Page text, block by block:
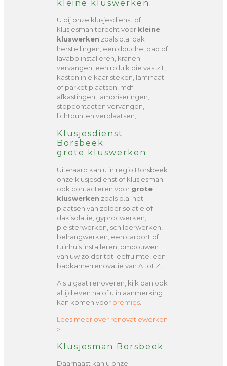
kleine kluswerken:
U bij onze klusjesdienst of
klusjesman terecht voor kleine
kluswerken zoals o.a. dak
herstellingen, een douche, bad of
lavabo installeren, kranen
vervangen, een rolluik die vastzit,
kasten in elkaar steken, laminaat
of parket plaatsen, mdf
afkastingen, lambriseringen,
stopcontacten vervangen,
lichtpunten verplaatsen, …
Klusjesdienst
Borsbeek
grote kluswerken
Uiteraard kan u in regio Borsbeek
onze klusjesdienst of klusjesman
ook contacteren voor grote
kluswerken zoals o.a. het
plaatsen van zolderisolatie of
dakisolatie, gyprocwerken,
pleisterwerken, schilderwerken,
behangwerken, een carport of
tuinhuis installeren, ombouwen
van uw zolder tot leefruimte, een
badkamerrenovatie van A tot Z, …
Als u gaat renoveren, kijk dan ook
altijd even na of u in aanmerking
kan komen voor premies.
Lees meer over renovatiewerken
>
Klusjesman Borsbeek
Daarnaast kan u onze